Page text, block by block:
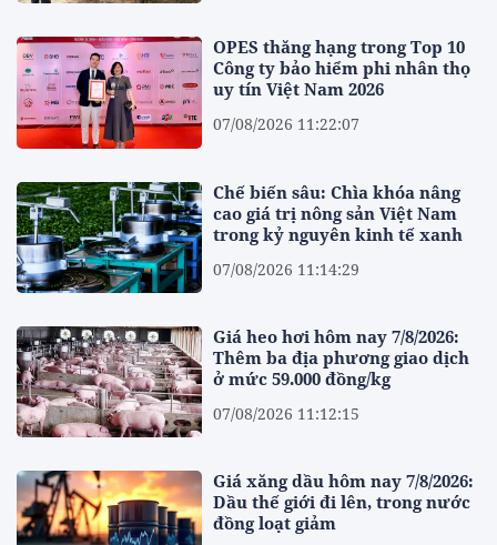
OPES thăng hạng trong Top 10
Công ty bảo hiểm phi nhân thọ
uy tín Việt Nam 2026
07/08/2026 11:22:07
Chế biến sâu: Chìa khóa nâng
cao giá trị nông sản Việt Nam
trong kỷ nguyên kinh tế xanh
07/08/2026 11:14:29
Giá heo hơi hôm nay 7/8/2026:
Thêm ba địa phương giao dịch
ở mức 59.000 đồng/kg
07/08/2026 11:12:15
Giá xăng dầu hôm nay 7/8/2026:
Dầu thế giới đi lên, trong nước
đồng loạt giảm